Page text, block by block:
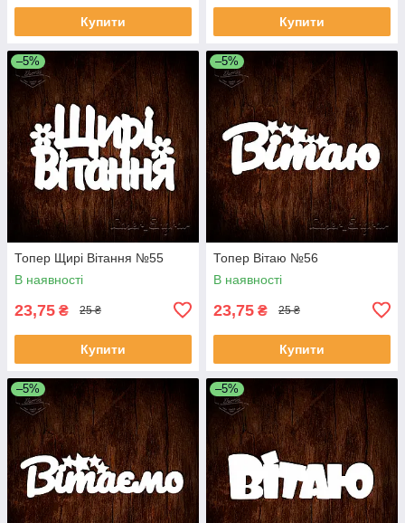
Купити Купити
–5%
Топер Щирі Вітання №55
В наявності
23,75 ₴ 25 ₴
Купити
–5%
Топер Вітаю №56
В наявності
23,75 ₴ 25 ₴
Купити
–5% –5%